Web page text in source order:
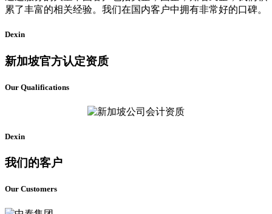
累了丰富的相关经验。我们在国内客户中拥有非常好的口碑。
Dexin
新加坡官方认定资质
Our Qualifications
Dexin
我们的客户
Our Customers